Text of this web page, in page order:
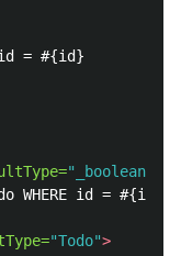
"_boolean"
"Todo">